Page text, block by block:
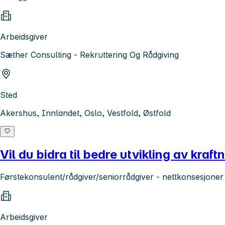
Arbeidsgiver
Sæther Consulting - Rekruttering Og Rådgiving
Sted
Akershus, Innlandet, Oslo, Vestfold, Østfold
Vil du bidra til bedre utvikling av
Førstekonsulent/rådgiver/seniorrådgiver - nettkonsesjoner
Arbeidsgiver